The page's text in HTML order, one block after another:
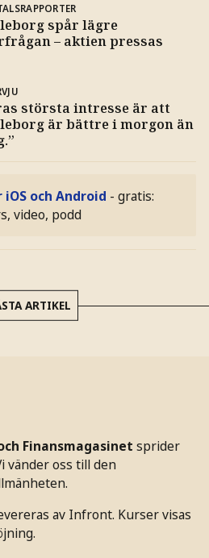
spår lägre
– aktien pressas
största intresse är att
är bättre i morgon än
iOS och Android - gratis:
video, podd
ARTIKEL
Finansmagasinet sprider
vänder oss till den
av Infront. Kurser visas